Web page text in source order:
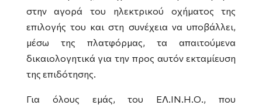
στην αγορά του ηλεκτρικού οχήματος της
επιλογής του και στη συνέχεια να υποβάλλει,
μέσω της πλατφόρμας, τα απαιτούμενα
δικαιολογητικά για την προς αυτόν εκταμίευση
της επιδότησης.
Για όλους εμάς, του ΕΛ.ΙΝ.Η.Ο., που